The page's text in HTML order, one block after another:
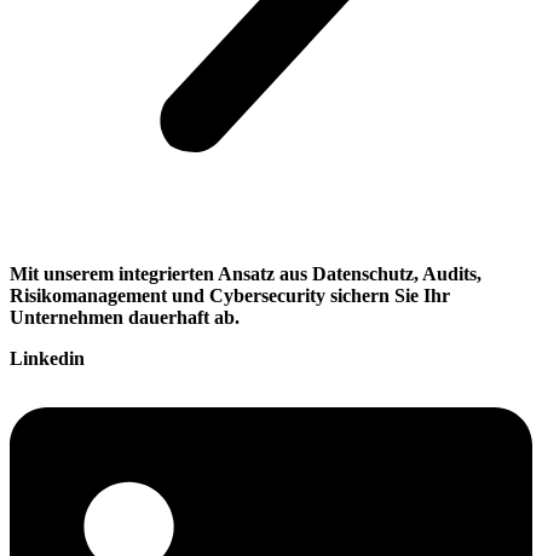
Mit unserem integrierten Ansatz aus Datenschutz, Audits,
Risikomanagement und Cybersecurity sichern Sie Ihr
Unternehmen dauerhaft ab.
Linkedin